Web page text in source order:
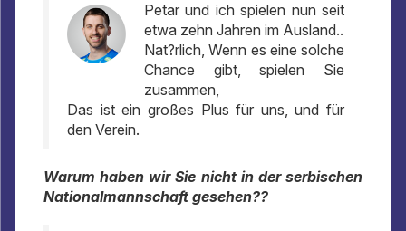
Petar und ich spielen nun seit
etwa zehn Jahren im Ausland..
Nat?rlich, Wenn es eine solche
Chance gibt, spielen Sie
zusammen,
Das ist ein großes Plus für uns, und für
den Verein.
Warum haben wir Sie nicht in der serbischen
Nationalmannschaft gesehen??